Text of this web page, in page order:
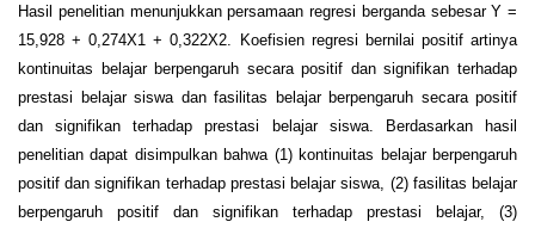
Hasil penelitian menunjukkan persamaan regresi berganda sebesar Y =
15,928 + 0,274X1 + 0,322X2. Koefisien regresi bernilai positif artinya
kontinuitas belajar berpengaruh secara positif dan signifikan terhadap
prestasi belajar siswa dan fasilitas belajar berpengaruh secara positif
dan signifikan terhadap prestasi belajar siswa. Berdasarkan hasil
penelitian dapat disimpulkan bahwa (1) kontinuitas belajar berpengaruh
positif dan signifikan terhadap prestasi belajar siswa, (2) fasilitas belajar
berpengaruh positif dan signifikan terhadap prestasi belajar, (3)